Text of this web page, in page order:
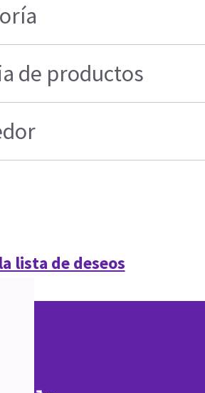
de productos
lista de deseos